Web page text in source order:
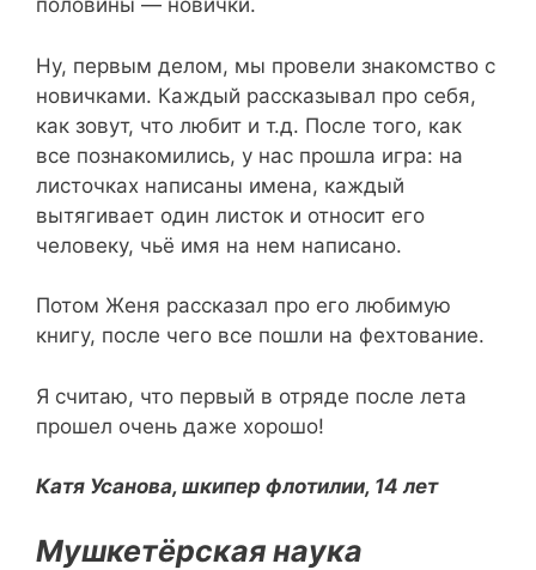
половины — новички.
Ну, первым делом, мы провели знакомство с
новичками. Каждый рассказывал про себя,
как зовут, что любит и т.д. После того, как
все познакомились, у нас прошла игра: на
листочках написаны имена, каждый
вытягивает один листок и относит его
человеку, чьё имя на нем написано.
Потом Женя рассказал про его любимую
книгу, после чего все пошли на фехтование.
Я считаю, что первый в отряде после лета
прошел очень даже хорошо!
Катя Усанова, шкипер флотилии, 14 лет
Мушкетёрская наука